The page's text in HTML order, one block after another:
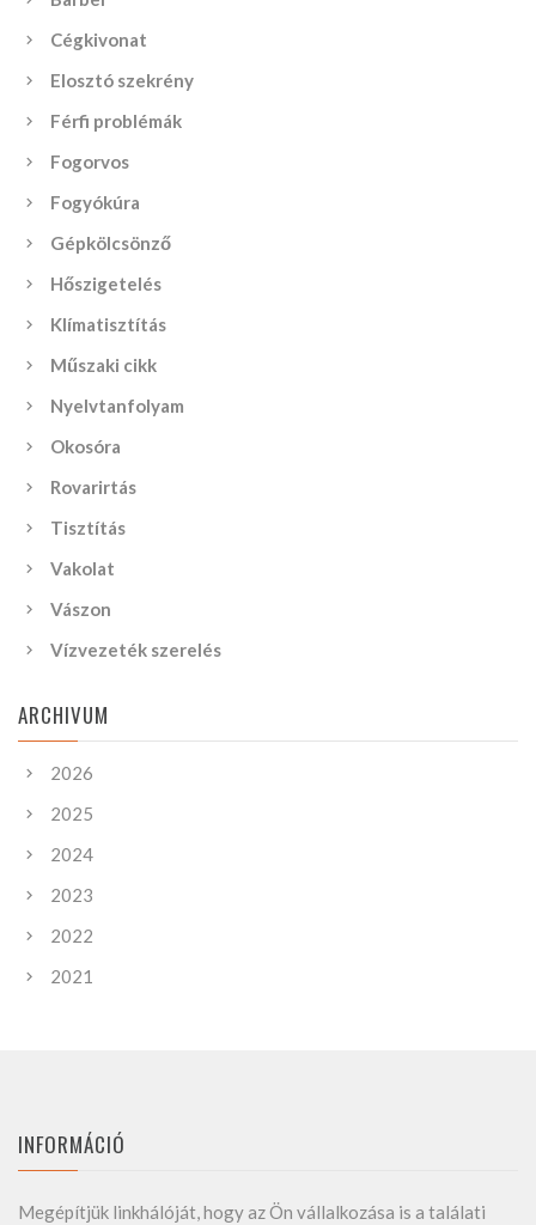
Cégkivonat
Elosztó szekrény
Férfi problémák
Fogorvos
Fogyókúra
Gépkölcsönző
Hőszigetelés
Klímatisztítás
Műszaki cikk
Nyelvtanfolyam
Okosóra
Rovarirtás
Tisztítás
Vakolat
Vászon
Vízvezeték szerelés
ARCHIVUM
2026
2025
2024
2023
2022
2021
INFORMÁCIÓ
Megépítjük linkhálóját, hogy az Ön vállalkozása is a találati